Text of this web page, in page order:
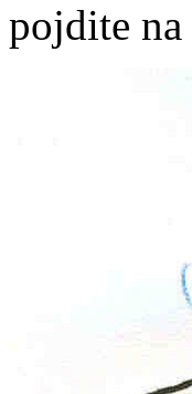
pojdite na